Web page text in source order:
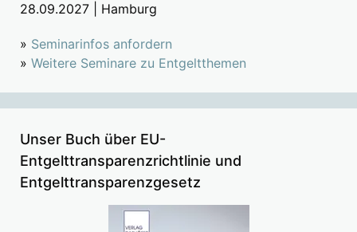
28.09.2027 | Hamburg
» Seminarinfos anfordern
» Weitere Seminare zu Entgeltthemen
Unser Buch über EU-
Entgelttransparenzrichtlinie und
Entgelttransparenzgesetz